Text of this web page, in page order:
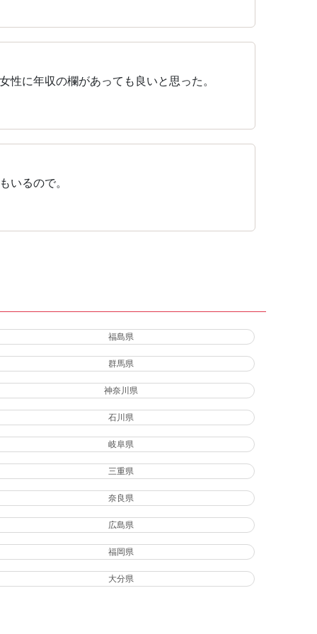
に年収の欄があっても良いと思った。
いるので。
福島県
群馬県
神奈川県
石川県
岐阜県
三重県
奈良県
広島県
福岡県
大分県